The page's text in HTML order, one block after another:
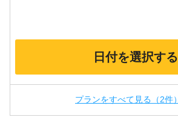
日付を選択する
プランをすべて見る（2件）